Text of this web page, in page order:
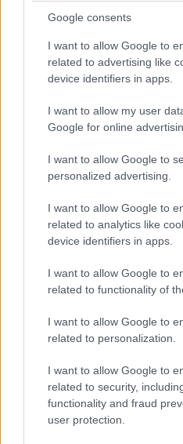
Google consents
I want to allow Google to
related to advertising like
device identifiers in apps.
I want to allow my user
Google for online
I want to allow Google to
personalized advertising.
I want to allow Google to
related to analytics like
device identifiers in apps.
I want to allow Google to
related to functionality of
I want to allow Google to
related to personalization.
I want to allow Google to
related to security,
functionality and fraud
user protection.
5/08/2026 - 12:15πμ
ΕΛΛΑΔΑ
Εύξεινος Λέσχη
τέσσερις κοινωνικούς
Γιώργου Παρχαρίδη